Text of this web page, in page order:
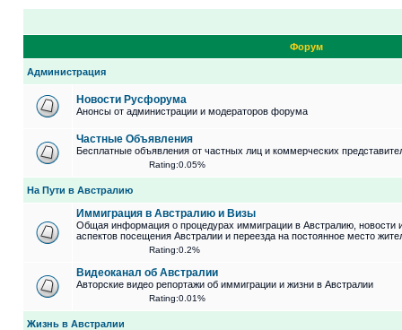
Форум
Администрация
Новости Русфорума
Анонсы от администрации и модераторов форума
Частные Объявления
Бесплатные объявления от частных лиц и коммерческих
Rating:0.05%
На Пути в Австралию
Иммиграция в Австралию и Визы
Общая информация о процедурах иммиграции в Австралию, новости
аспектов посещения Австралии и переезда на постоянное место
Rating:0.2%
Видеоканал об Австралии
Авторские видео репортажи об иммиграции и жизни в Австралии
Rating:0.01%
Жизнь в Австралии